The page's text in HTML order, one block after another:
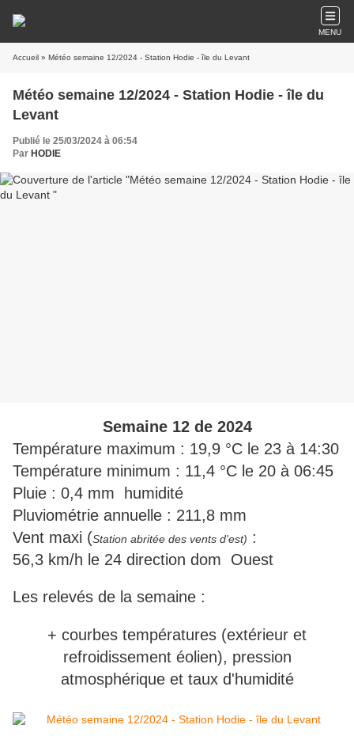
MENU
Accueil » Météo semaine 12/2024 - Station Hodie - île du Levant
Météo semaine 12/2024 - Station Hodie - île du
Levant
Publié le 25/03/2024 à 06:54
Par HODIE
Semaine 12 de 2024
Température maximum : 19,9 °C le 23 à 14:30
Température minimum : 11,4 °C le 20 à 06:45
Pluie : 0,4 mm humidité
Pluviométrie annuelle : 211,8 mm
Vent maxi (Station abritée des vents d'est) :
56,3 km/h le 24 direction dom Ouest
Les relevés de la semaine :
+ courbes températures (extérieur et
refroidissement éolien), pression
atmosphérique et taux d'humidité